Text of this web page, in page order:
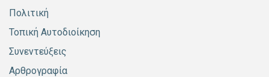
Πολιτική
Τοπική Αυτοδιοίκηση
Συνεντεύξεις
Αρθρογραφία